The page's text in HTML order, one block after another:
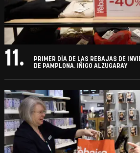
11.
PRIMER DÍA DE LAS REBAJAS DE
DE PAMPLONA. IÑIGO ALZUGARAY